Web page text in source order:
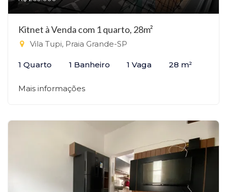
Kitnet à Venda com 1 quarto, 28m²
Vila Tupi, Praia Grande-SP
1 Quarto 1 Banheiro 1 Vaga 28 m²
Mais informações